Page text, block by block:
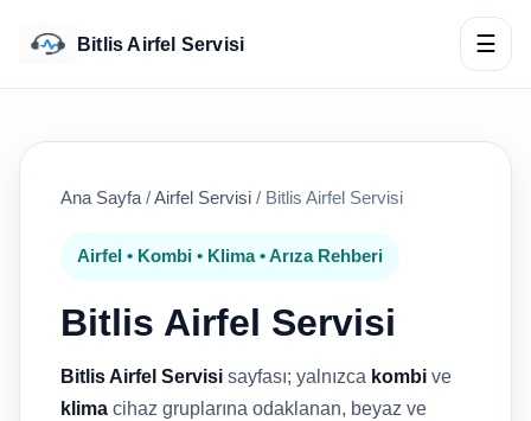
Bitlis Airfel Servisi ☰
Ana Sayfa /Airfel Servisi / Bitlis Airfel Servisi
Airfel • Kombi • Klima • Arıza Rehberi
Bitlis Airfel Servisi
Bitlis Airfel Servisi sayfası; yalnızca kombi ve
klima cihaz gruplarına odaklanan, beyaz ve